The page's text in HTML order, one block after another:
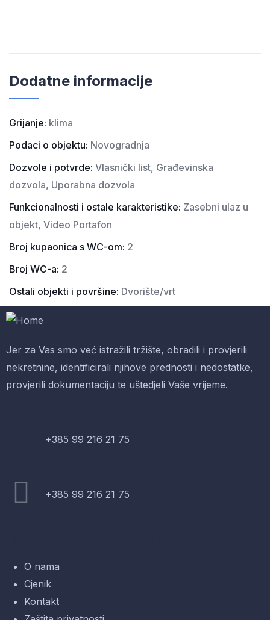
Dodatne informacije
Grijanje: klima
Podaci o objektu: Novogradnja
Dozvole i potvrde: Vlasnički list, Građevinska
dozvola, Uporabna dozvola
Funkcionalnosti i ostale karakteristike: Zasebni ulaz u
objekt, Video Portafon
Broj kupaonica s WC-om: 2
Broj WC-a: 2
Ostali objekti i površine: Dvorište/vrt
Jer za Vas smo već istražili tržište, obradili i provjerili
nekretnine, identificirali njihove prednosti i nedostatke,
provjerili dokumentaciju te uštedjeli Vaše vrijeme.
+385 99 216 21 75
+385 99 216 21 75
O nama
Cjenik
Kontakt